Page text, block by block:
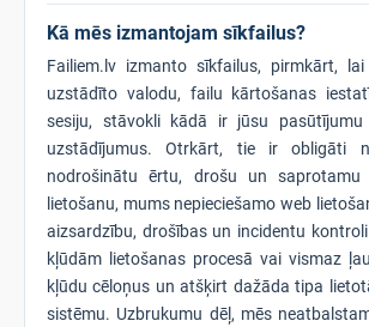
Kā mēs izmantojam sīkfailus?
Failiem.lv izmanto sīkfailus, pirmkārt,
uzstādīto valodu, failu kārtošanas
sesiju, stāvokli kādā ir jūsu
uzstādījumus. Otrkārt, tie ir obligāti
nodrošinātu ērtu, drošu un saprotamu
lietošanu, mums nepieciešamo web
aizsardzību, drošības un incidentu
kļūdām lietošanas procesā vai vismaz
kļūdu cēloņus un atšķirt dažāda tipa
sistēmu. Uzbrukumu dēļ, mēs